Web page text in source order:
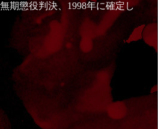
期懲役判決、1998年に確定し